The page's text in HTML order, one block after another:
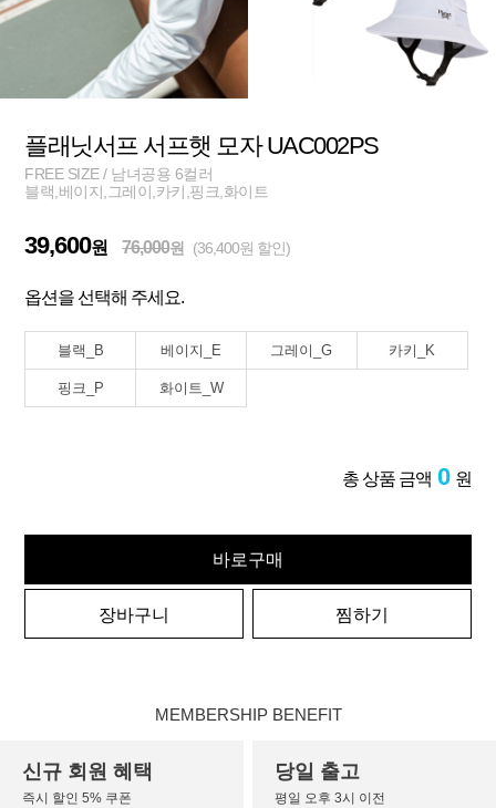
플래닛서프 서프햇 모자 UAC002PS
FREE SIZE / 남녀공용 6컬러
블랙,베이지,그레이,카키,핑크,화이트
39,600원 76,000원 (36,400원 할인)
옵션을 선택해 주세요.
블랙_B 베이지_E 그레이_G 카키_K
핑크_P 화이트_W
총 상품 금액 0 원
바로구매
장바구니 찜하기
MEMBERSHIP BENEFIT
신규 회원 혜택
즉시 할인 5% 쿠폰
당일 출고
평일 오후 3시 이전